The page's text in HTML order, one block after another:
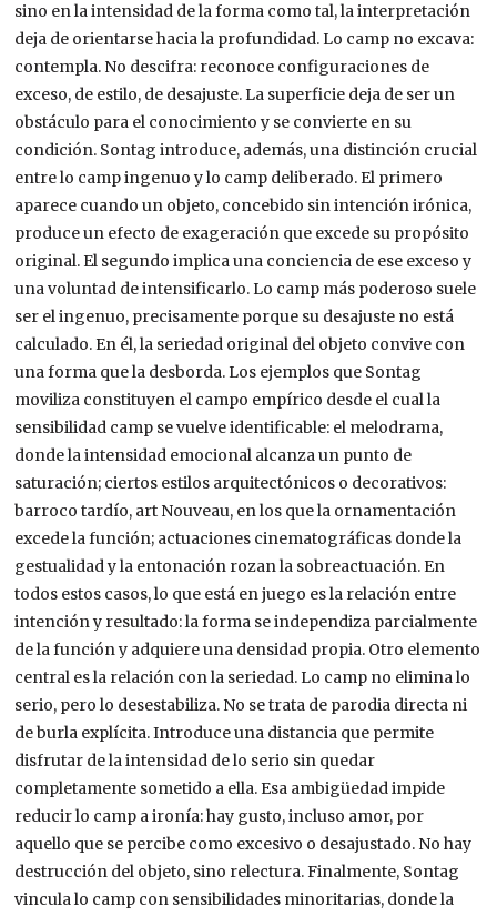
sino en la intensidad de la forma como tal, la interpretación
deja de orientarse hacia la profundidad. Lo camp no excava:
contempla. No descifra: reconoce configuraciones de
exceso, de estilo, de desajuste. La superficie deja de ser un
obstáculo para el conocimiento y se convierte en su
condición. Sontag introduce, además, una distinción crucial
entre lo camp ingenuo y lo camp deliberado. El primero
aparece cuando un objeto, concebido sin intención irónica,
produce un efecto de exageración que excede su propósito
original. El segundo implica una conciencia de ese exceso y
una voluntad de intensificarlo. Lo camp más poderoso suele
ser el ingenuo, precisamente porque su desajuste no está
calculado. En él, la seriedad original del objeto convive con
una forma que la desborda. Los ejemplos que Sontag
moviliza constituyen el campo empírico desde el cual la
sensibilidad camp se vuelve identificable: el melodrama,
donde la intensidad emocional alcanza un punto de
saturación; ciertos estilos arquitectónicos o decorativos:
barroco tardío, art Nouveau, en los que la ornamentación
excede la función; actuaciones cinematográficas donde la
gestualidad y la entonación rozan la sobreactuación. En
todos estos casos, lo que está en juego es la relación entre
intención y resultado: la forma se independiza parcialmente
de la función y adquiere una densidad propia. Otro elemento
central es la relación con la seriedad. Lo camp no elimina lo
serio, pero lo desestabiliza. No se trata de parodia directa ni
de burla explícita. Introduce una distancia que permite
disfrutar de la intensidad de lo serio sin quedar
completamente sometido a ella. Esa ambigüedad impide
reducir lo camp a ironía: hay gusto, incluso amor, por
aquello que se percibe como excesivo o desajustado. No hay
destrucción del objeto, sino relectura. Finalmente, Sontag
vincula lo camp con sensibilidades minoritarias, donde la